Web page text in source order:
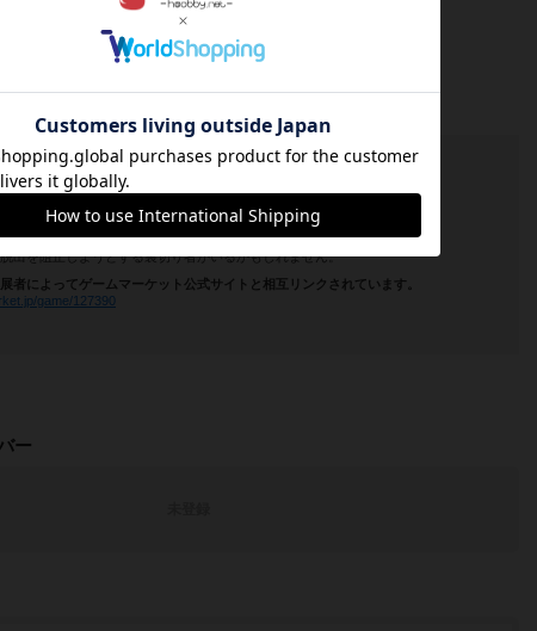
」の詳細情報はこちら
リコレクション- 新たなる来訪者
を目指す、正体隠匿型半協力ゲームの拡張版です。
を探索し、脱出アイテムを手に入れ、脱出を目指します。
脱出を阻止しようとする裏切り者がいるかもしれません。
者によってゲームマーケット公式サイトと相互リンクされています。
game/127390
ー